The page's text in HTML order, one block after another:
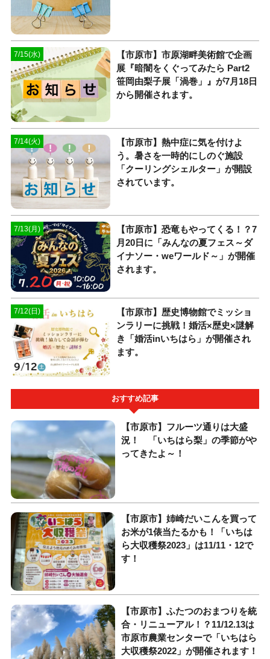
7/15(水)
【市原市】市原湖畔美術館で企画
展『暗闇をくぐってみたら Part2
笹岡由梨子展「渦巻」』が7月18日
から開催されます。
7/14(火)
【市原市】熱中症に気を付けよ
う。暑さを一時的にしのぐ施設
「クーリングシェルター」が開設
されています。
7/13(月)
【市原市】恐竜もやってくる！？7
月20日に「みんなの夏フェス～ダ
イナソー・weワールド～」が開催
されます。
7/12(日)
【市原市】歴史博物館でミッショ
ンラリーに挑戦！婚活×歴史×謎解
き「婚活inいちはら」が開催され
ます。
おすすめ記事
【市原市】フルーツ通りは大盛
況！ 「いちはら梨」の季節がや
ってきたよ～！
【市原市】姉崎だいこんを買って
お米が1俵当たるかも！「いちは
ら大収穫祭2023」は11/11・12で
す！
【市原市】ふたつのおまつりを統
合・リニューアル！？11/12.13は
市原市農業センターで「いちはら
大収穫祭2022」が開催されます！